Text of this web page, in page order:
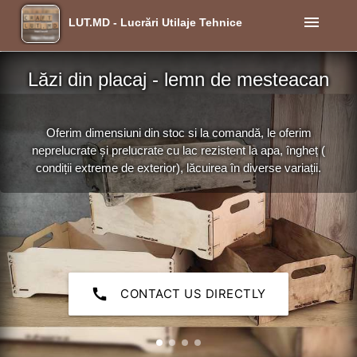
LUT.MD - Lucrări Utilaje Tehnice menu
call CONTACT US DIRECTLY
Lăzi din placaj - lemn de mesteacan
Oferim dimensiuni din stoc si la comandă, le oferim
neprelucrate și prelucrate cu lac rezistent la apa, îngheț (
condiții extreme de exterior), lăcuirea în diverse variații.